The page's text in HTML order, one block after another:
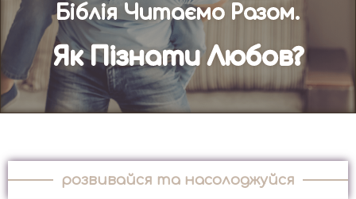
Біблія Читаємо Разом.
Як Пізнати Любов?
розвивайся та насолоджуйся